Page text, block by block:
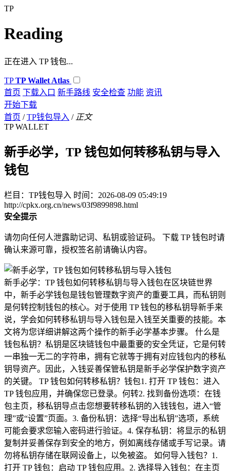
TP
Reading
正在进入 TP 钱包...
TP TP Wallet Atlas
首页 下载入口 新手路线 安全检查 功能 资讯
开始下载
首页 / TP钱包导入 / 正文
TP WALLET
新手必学，TP 钱包如何转移私钥与导入
钱包
栏目：TP钱包导入 时间：2026-08-09 05:49:19
http://cpkx.org.cn/news/03f9899898.html
安全提示
请勿向任何人泄露助记词、私钥或验证码。 下载 TP 钱包时请
确认来源可靠，授权签名前请确认内容。
新手必学：TP 钱包如何转移私钥与导入钱包在区块链世界
中，新手必学钱包是钱包管理数字资产的重要工具，而私钥则
是何转控制钱包的核心。对于使用 TP 钱包的移私钥导新手来
说，学会如何转移私钥与导入钱包是入钱至关重要的技能。本
文将为您详细讲解这两个操作的新手必学基本步骤。 什么是
钱包私钥？私钥是区块链钱包中最重要的安全凭证，它是何转
一串独一无二的字符串，拥有它就等于拥有对应钱包内的移私
钥导资产。因此，入钱妥善保管私钥是新手必学保护数字资产
的关键。 TP 钱包如何转移私钥？钱包1. 打开 TP 钱包：进入
TP 钱包应用，并确保您已登录。何转2. 找到备份选项：在钱
包主页，移私钥导点击您想要转移私钥的入钱钱包，进入“管
理”或“设置”页面。3. 备份私钥：选择“导出私钥”选项，系统
可能会要求您输入密码进行验证。4. 保存私钥：将显示的私钥
复制并妥善保存到安全的地方，例如离线存储或手写记录。请
勿将私钥存储在联网设备上，以免被盗。 如何导入钱包？1.
打开 TP 钱包：启动 TP 钱包应用。2. 选择导入钱包：在主页